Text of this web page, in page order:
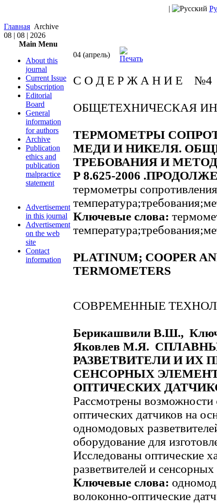
|
Главная Archive
08 | 08 | 2026
Main Menu
About this
journal
Current Issue
Subscription
Editorial
Board
General
information
for authors
Archive
Publication
ethics and
publication
malpractice
statement
Advertisement
in this journal
Advertisement
on the web
site
Contact
information
04 (апрель)
С О Д Е Р Ж А Н И Е №4
ОБЩЕТЕХНИЧЕСКАЯ
ТЕРМОМЕТРЫ
МЕДИ И НИКЕЛЯ.
ТРЕБОВАНИЯ И
Р 8.625-2006
термометры
Ключевые слова:
PLATINUM; COOPER
TERMOMETERS
СОВРЕМЕННЫЕ
Берикашвили В.Ш.,
Яковлев М.Я.
РАЗВЕТВИТЕЛИ И ИХ
СЕНСОРНЫХ
ОПТИЧЕСКИХ
Рассмотрены возможности
оптических датчиков на
одномодовых
оборудование для
Исследованы оптические
разветвителей и
Ключевые слова:
волоконно-оптические